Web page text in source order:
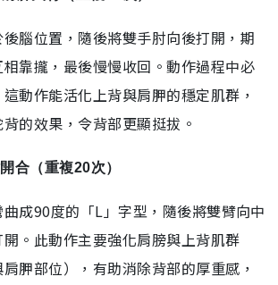
腦位置，隨後將雙手肘向後打開，期
靠攏，最後慢慢收回。動作過程中必
動作能活化上背與肩胛的穩定肌群，
的效果，令背部更顯挺拔。
合（重複20次）
成90度的「L」字型，隨後將雙臂向中
。此動作主要強化肩膀與上背肌群
肩胛部位），有助消除背部的厚重感，